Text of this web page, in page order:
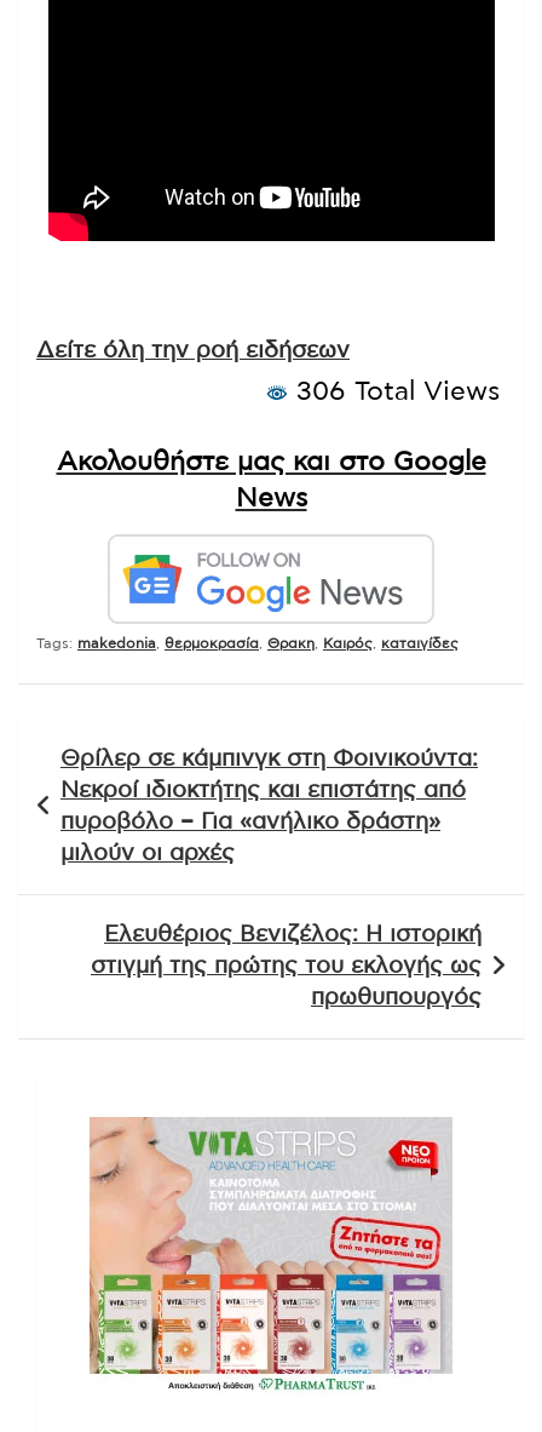
Δείτε όλη την ροή ειδήσεων
306 Total Views
Ακολουθήστε μας και στο Google
News
Tags: makedonia θερμοκρασία Θρακη Καιρός καταιγίδες
άρθρων
Θρίλερ σε κάμπινγκ στη Φοινικούντα:
Νεκροί ιδιοκτήτης και επιστάτης από
πυροβόλο – Για «ανήλικο δράστη»
μιλούν οι αρχές
Ελευθέριος Βενιζέλος: Η ιστορική
στιγμή της πρώτης του εκλογής ως
πρωθυπουργός